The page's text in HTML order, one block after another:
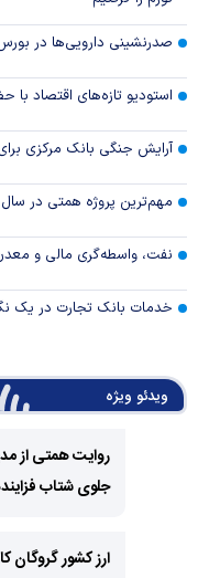
صدرنشینی دارویی‌ها در
استودیو تازه‌های اقتصاد با
آرایش جنگی بانک مرکزی
مهم‌ترین پروژه همتی در سال ۱۴۰۵
نفت، واسطه‌گری مالی و
خدمات بانک تجارت در یک
ویدئو ویژه
روایت همتی از
جلوی شتاب
ارز کشور گروگان